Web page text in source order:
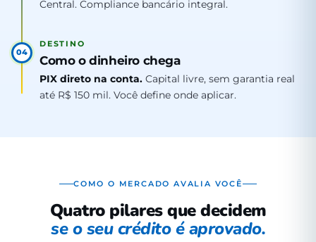
Central. Compliance bancário integral.
04
DESTINO
Como o dinheiro chega
PIX direto na conta. Capital livre, sem garantia real
até R$ 150 mil. Você define onde aplicar.
COMO O MERCADO AVALIA VOCÊ
Quatro pilares que decidem
se o seu crédito é aprovado.